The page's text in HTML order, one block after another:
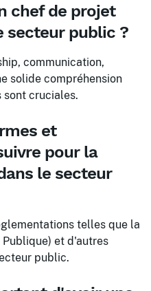
chef de projet
secteur public ?
communication,
solide compréhension
cruciales.
et
pour la
le secteur
telles que la
Publique) et d'autres
public.